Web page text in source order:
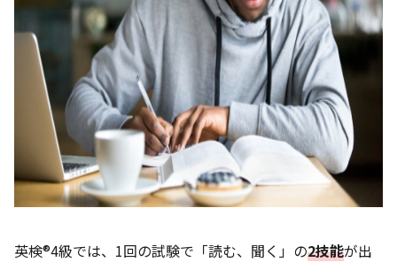
英検®4級では、1回の試験で「読む、聞く」の2技能が出